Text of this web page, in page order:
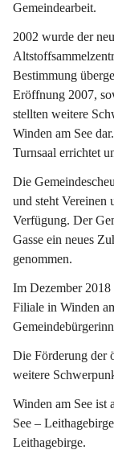
Gemeindearbeit.
2002 wurde der
Bestimmung
Eröffnung 2007,
stellten weitere
Winden am See
Turnsaal errichtet
Die
und steht Vereinen
Verfügung. Der
Gasse ein neues
genommen.
Im Dezember
Filiale in Winden
Die Förderung der
weitere
Winden am See ist
See –
Leithagebirge.